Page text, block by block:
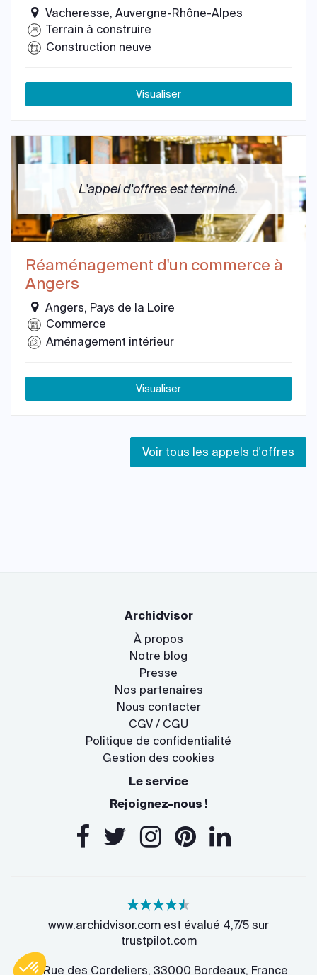
Vacheresse, Auvergne-Rhône-Alpes
Terrain à construire
Construction neuve
Visualiser
L'appel d'offres est terminé.
Réaménagement d'un commerce à
Angers
Angers, Pays de la Loire
Commerce
Aménagement intérieur
Visualiser
Voir tous les appels d'offres
Archidvisor
À propos
Notre blog
Presse
Nos partenaires
Nous contacter
CGV / CGU
Politique de confidentialité
Gestion des cookies
Le service
Rejoignez-nous !
www.archidvisor.com est évalué 4,7/5 sur
trustpilot.com
13 Rue des Cordeliers, 33000 Bordeaux, France